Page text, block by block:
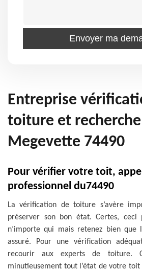
Entreprise
toiture et
Megevette 74490
Pour vérifier votre toit,
professionnel du74490
La vérification de toiture s’avère
préserver son bon état. Certes,
n’importe qui mais retenez bien que
assuré. Pour une vérification
recourir aux experts de toiture.
minutieusement tout l’état de votre